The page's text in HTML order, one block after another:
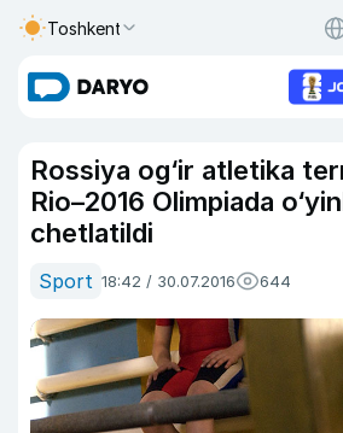
Toshkent
Rossiya og‘ir atletika
Rio–2016 Olimpiada
chetlatildi
Sport 18:42 / 30.07.2016 644